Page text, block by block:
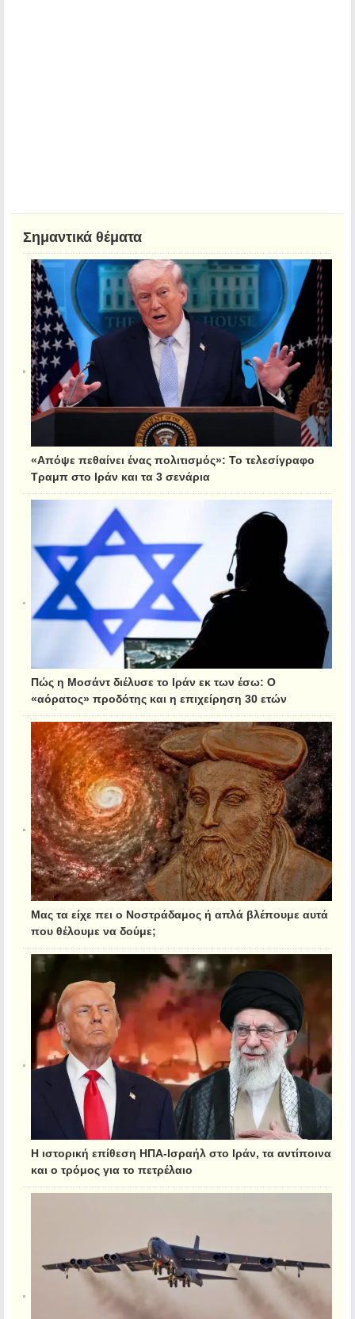
Σημαντικά θέματα
«Απόψε πεθαίνει ένας πολιτισμός»: Το τελεσίγραφο
Τραμπ στο Ιράν και τα 3 σενάρια
Πώς η Μοσάντ διέλυσε το Ιράν εκ των έσω: Ο
«αόρατος» προδότης και η επιχείρηση 30 ετών
Μας τα είχε πει ο Νοστράδαμος ή απλά βλέπουμε αυτά
που θέλουμε να δούμε;
Η ιστορική επίθεση ΗΠΑ-Ισραήλ στο Ιράν, τα αντίποινα
και ο τρόμος για το πετρέλαιο